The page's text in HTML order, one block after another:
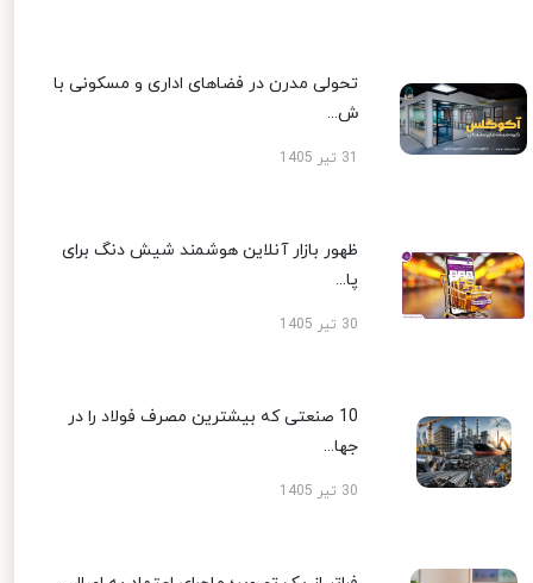
تحولی مدرن در فضاهای اداری و مسکونی با
ش...
ظهور بازار آنلاین هوشمند شیش دنگ برای
پا...
30 تیر 1405
10 صنعتی که بیشترین مصرف فولاد را در
جها...
30 تیر 1405